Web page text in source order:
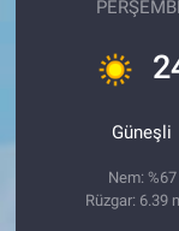
Güneşli
Nem: %67
Rüzgar: 6.39